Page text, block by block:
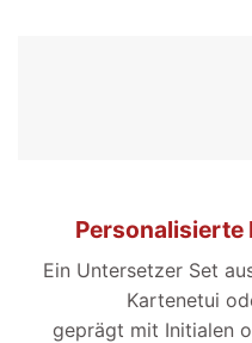
Ein Untersetzer Set
Kartenetui
geprägt mit Initialen